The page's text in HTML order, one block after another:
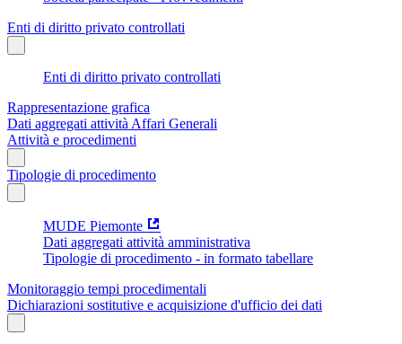
Enti di diritto privato controllati
Enti di diritto privato controllati
Rappresentazione grafica
Dati aggregati attività Affari Generali
Attività e procedimenti
Tipologie di procedimento
MUDE Piemonte
Dati aggregati attività amministrativa
Tipologie di procedimento - in formato tabellare
Monitoraggio tempi procedimentali
Dichiarazioni sostitutive e acquisizione d'ufficio dei dati